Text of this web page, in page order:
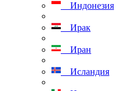
Индонезия
Ирак
Иран
Исландия